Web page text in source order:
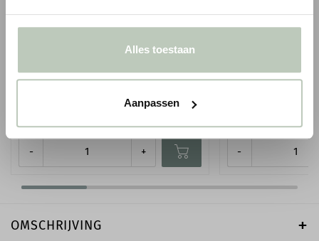
Alles toestaan
Aanpassen
EGGSHELL - 0,75 LITER
- +
SATINWOOD - 0,75
-
OMSCHRIJVING